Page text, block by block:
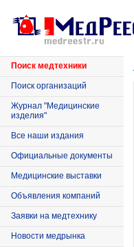
Поиск медтехники
Поиск организаций
Журнал "Медицинские
изделия"
Все наши издания
Официальные документы
Медицинские выставки
Объявления компаний
Заявки на медтехнику
Новости медрынка